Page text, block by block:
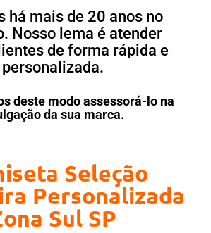
há mais de 20 anos no
Nosso lema é atender
de forma rápida e
personalizada.
deste modo assessorá-lo na
da sua marca.
Seleção
Personalizada
Sul SP